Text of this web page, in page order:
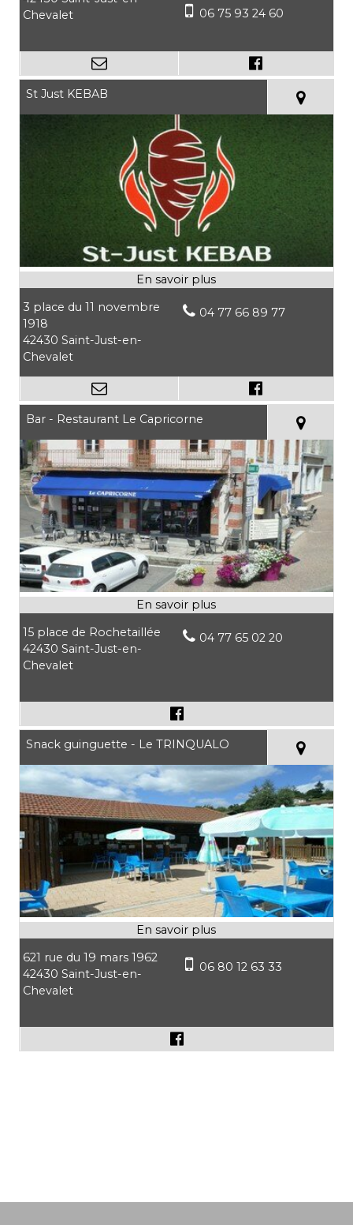
Chevalet
06 75 93 24 60
St Just KEBAB
3 place du 11 novembre
1918
42430 Saint-Just-en-
Chevalet
04 77 66 89 77
Bar - Restaurant Le Capricorne
15 place de Rochetaillée
42430 Saint-Just-en-
Chevalet
04 77 65 02 20
Snack guinguette - Le TRINQUALO
621 rue du 19 mars 1962
42430 Saint-Just-en-
Chevalet
06 80 12 63 33